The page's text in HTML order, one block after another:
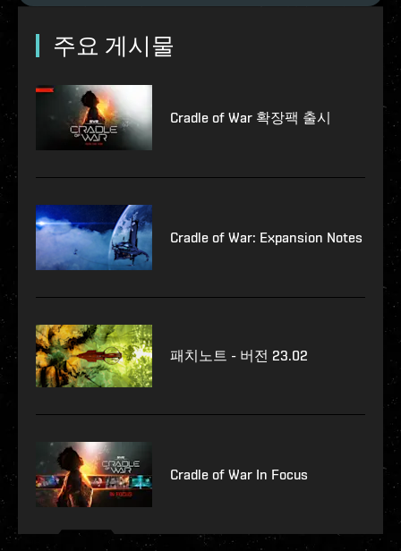
주요 게시물
Cradle of War 확장팩 출시
Cradle of War: Expansion Notes
패치노트 - 버전 23.02
Cradle of War In Focus